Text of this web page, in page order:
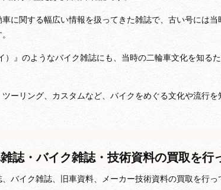
に関する幅広い情報を扱ってきた雑誌で、古い号には当
）』のようなバイク雑誌にも、当時の二輪車文化を知る
ーリング、カスタムなど、バイクをめぐる文化や流行を
誌・バイク雑誌・技術資料の買取を行
バイク雑誌、旧車資料、メーカー技術資料の買取を行っ